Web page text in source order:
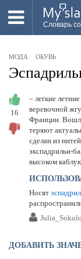
Словарь
НОВОЕ
ПОПУЛЯРНОЕ
ДОБАВИТЬ
ВОЙТИ
МОДА ОБУВЬ
16
– легкие
веревочной
Франции.
теряют
сделан из
экспадрильи-
высоком
Носят
ДОБАВИТЬ